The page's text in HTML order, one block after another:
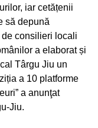
iar cetățenii
să depună
consilieri locali
a elaborat și
Târgu Jiu un
a 10 platforme
a anunţat
Jiu.